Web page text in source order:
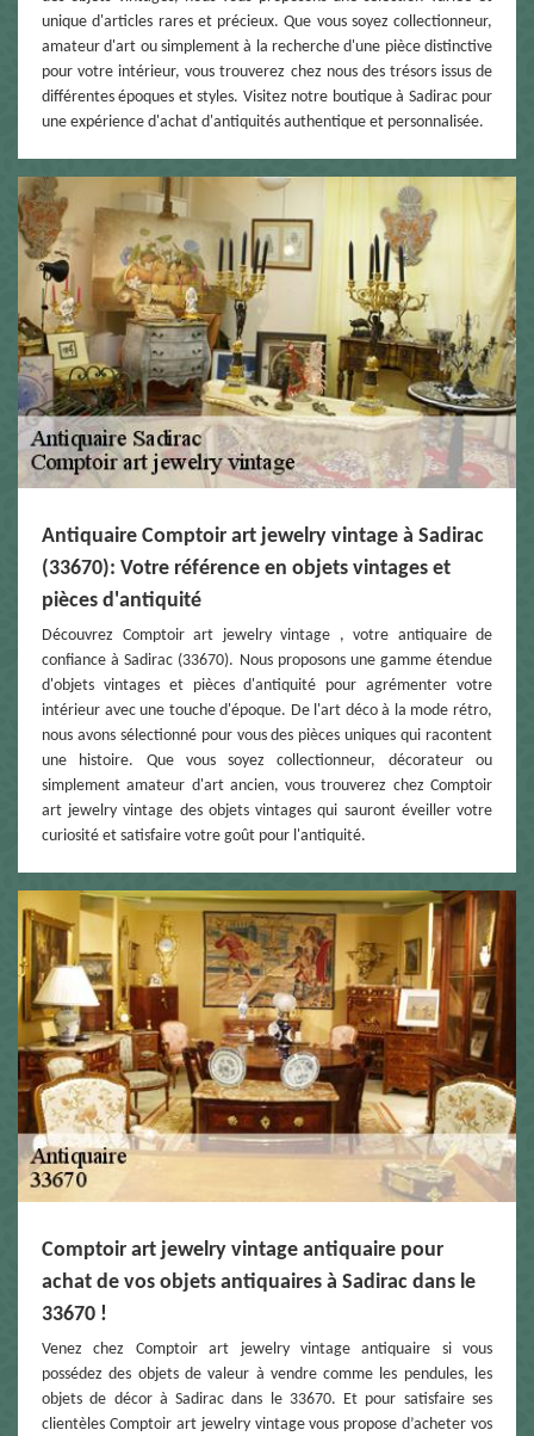
unique d'articles rares et précieux. Que vous soyez collectionneur,
amateur d'art ou simplement à la recherche d'une pièce distinctive
pour votre intérieur, vous trouverez chez nous des trésors issus de
différentes époques et styles. Visitez notre boutique à Sadirac pour
une expérience d'achat d'antiquités authentique et personnalisée.
Antiquaire Comptoir art jewelry vintage à Sadirac
(33670): Votre référence en objets vintages et
pièces d'antiquité
Découvrez Comptoir art jewelry vintage , votre antiquaire de
confiance à Sadirac (33670). Nous proposons une gamme étendue
d'objets vintages et pièces d'antiquité pour agrémenter votre
intérieur avec une touche d'époque. De l'art déco à la mode rétro,
nous avons sélectionné pour vous des pièces uniques qui racontent
une histoire. Que vous soyez collectionneur, décorateur ou
simplement amateur d'art ancien, vous trouverez chez Comptoir
art jewelry vintage des objets vintages qui sauront éveiller votre
curiosité et satisfaire votre goût pour l'antiquité.
Comptoir art jewelry vintage antiquaire pour
achat de vos objets antiquaires à Sadirac dans le
33670 !
Venez chez Comptoir art jewelry vintage antiquaire si vous
possédez des objets de valeur à vendre comme les pendules, les
objets de décor à Sadirac dans le 33670. Et pour satisfaire ses
clientèles Comptoir art jewelry vintage vous propose d’acheter vos